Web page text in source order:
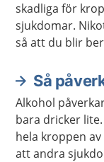
skadliga för
sjukdomar.
så att du blir
Så
Alkohol
bara dricker
hela kroppen
att andra